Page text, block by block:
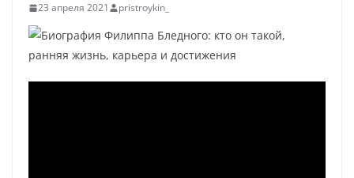
23 апреля 2021 pristroykin_